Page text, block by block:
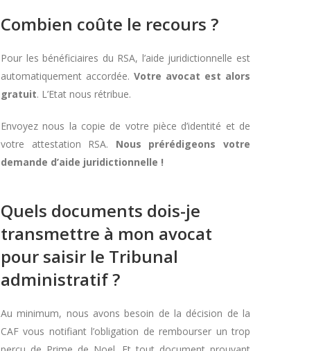
Combien coûte le recours ?
Pour les bénéficiaires du RSA, l’aide juridictionnelle est
automatiquement accordée. Votre avocat est alors
gratuit. L’Etat nous rétribue.
Envoyez nous la copie de votre pièce d’identité et de
votre attestation RSA. Nous prérédigeons votre
demande d’aide juridictionnelle !
Quels documents dois-je
transmettre à mon avocat
pour saisir le Tribunal
administratif ?
Au minimum, nous avons besoin de la décision de la
CAF vous notifiant l’obligation de rembourser un trop